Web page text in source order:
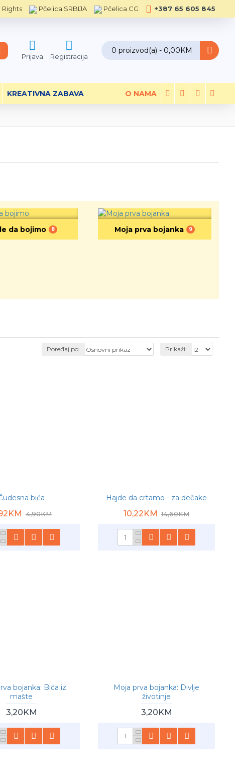
Rights Pčelica SRBIJA Pčelica CG +387 65 605 845
Prijava Registracija
0 proizvod(a) - 0,00KM
KREATIVNA ZABAVA O NAMA
da bojimo 8 Moja prva bojanka 9
Poređaj po: Prikaži:
bića
4,90KM
Hajde da crtamo - za dečake
10,22KM 14,60KM
bojanka: Bića iz
mašte
3,20KM
Moja prva bojanka: Divlje
životinje
3,20KM